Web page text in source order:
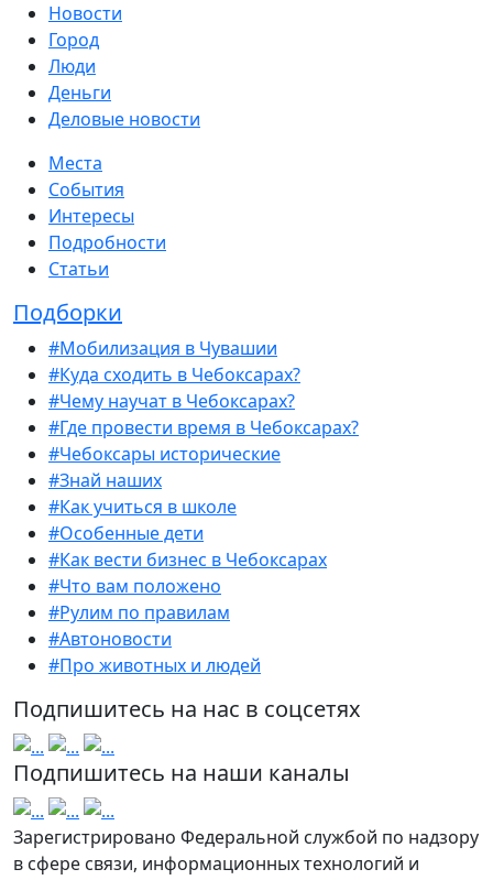
Новости
Город
Люди
Деньги
Деловые новости
Места
События
Интересы
Подробности
Статьи
Подборки
#Мобилизация в Чувашии
#Куда сходить в Чебоксарах?
#Чему научат в Чебоксарах?
#Где провести время в Чебоксарах?
#Чебоксары исторические
#Знай наших
#Как учиться в школе
#Особенные дети
#Как вести бизнес в Чебоксарах
#Что вам положено
#Рулим по правилам
#Автоновости
#Про животных и людей
Подпишитесь на нас в соцсетях
Подпишитесь на наши каналы
Зарегистрировано Федеральной службой по надзору
в сфере связи, информационных технологий и